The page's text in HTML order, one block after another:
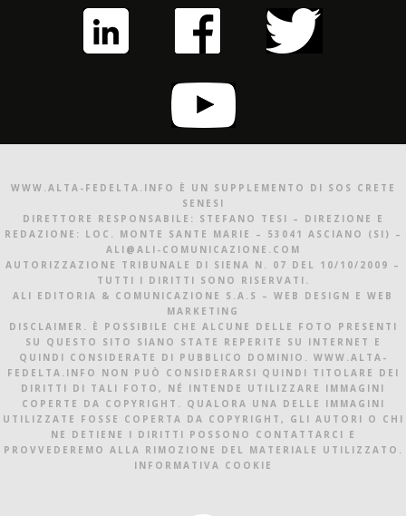
WWW.ALTA-FEDELTA.INFO È UN SUPPLEMENTO DI SOS CRETE
SENESI
DIRETTORE RESPONSABILE: STEFANO TESI – DIREZIONE E
REDAZIONE: LOC. MONTE SANTE MARIE – 53041 ASCIANO (SI) –
ALI@ALI-COMUNICAZIONE.COM
AUTORIZZAZIONE TRIBUNALE DI SIENA N. 07 DEL 10/10/2009 –
TUTTI I DIRITTI SONO RISERVATI.
ALI EDITORIA & COMUNICAZIONE S.A.S – WEB DESIGN E WEB
MARKETING
DISCLAIMER. È POSSIBILE CHE ALCUNE DELLE FOTO PRESENTI
SU QUESTO SITO SIANO STATE REPERITE SU INTERNET E
QUINDI CONSIDERATE DI PUBBLICO DOMINIO. WWW.ALTA-
FEDELTA.INFO NON PUÒ CONSIDERARSI QUINDI TITOLARE DEI
DIRITTI DI TALI FOTO, NÉ INTENDE UTILIZZARE IMMAGINI
COPERTE DA COPYRIGHT. QUALORA UNA DELLE IMMAGINI
UTILIZZATE FOSSE COPERTA DA COPYRIGHT, GLI AUTORI O CHI
NE DETIENE I DIRITTI POSSONO CONTATTARCI E
PROVVEDEREMO ALLA RIMOZIONE DEL MATERIALE UTILIZZATO.
INFORMATIVA COOKIE